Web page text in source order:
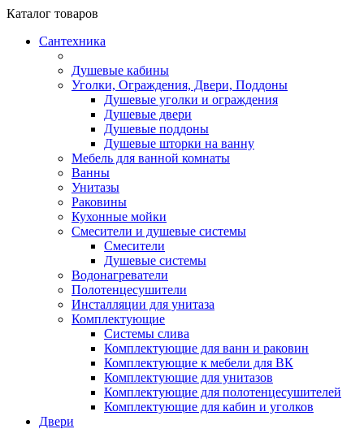
Каталог товаров
Сантехника
Душевые кабины
Уголки, Ограждения, Двери, Поддоны
Душевые уголки и ограждения
Душевые двери
Душевые поддоны
Душевые шторки на ванну
Мебель для ванной комнаты
Ванны
Унитазы
Раковины
Кухонные мойки
Смесители и душевые системы
Смесители
Душевые системы
Водонагреватели
Полотенцесушители
Инсталляции для унитаза
Комплектующие
Системы слива
Комплектующие для ванн и раковин
Комплектующие к мебели для ВК
Комплектующие для унитазов
Комплектующие для полотенцесушителей
Комплектующие для кабин и уголков
Двери